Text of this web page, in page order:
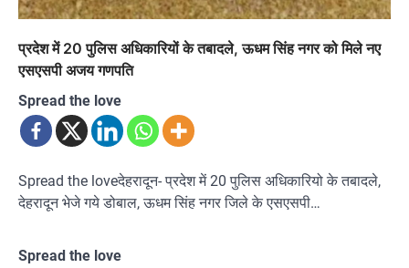
प्रदेश में 20 पुलिस अधिकारियों के तबादले, ऊधम सिंह नगर को मिले नए
एसएसपी अजय गणपति
Spread the love
Spread the loveदेहरादून- प्रदेश में 20 पुलिस अधिकारियो के तबादले,
देहरादून भेजे गये डोबाल, ऊधम सिंह नगर जिले के एसएसपी…
Spread the love